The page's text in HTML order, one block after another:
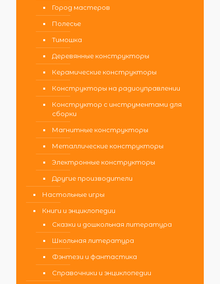
Город мастеров
Полесье
Тимошка
Деревянные конструкторы
Керамические конструкторы
Конструкторы на радиоуправлении
Конструктор с инструментами для
сборки
Магнитные конструкторы
Металлические конструкторы
Электронные конструкторы
Другие производители
Настольные игры
Книги и энциклопедии
Сказки и дошкольная литература
Школьная литература
Фэнтези и фантастика
Справочники и энциклопедии